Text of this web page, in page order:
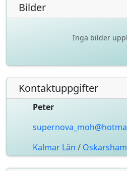
Bilder
Inga bilder
Kontaktuppgifter
Peter
Kalmar Län /